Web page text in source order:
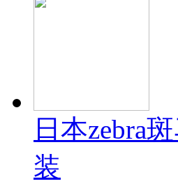
日本zebra
装